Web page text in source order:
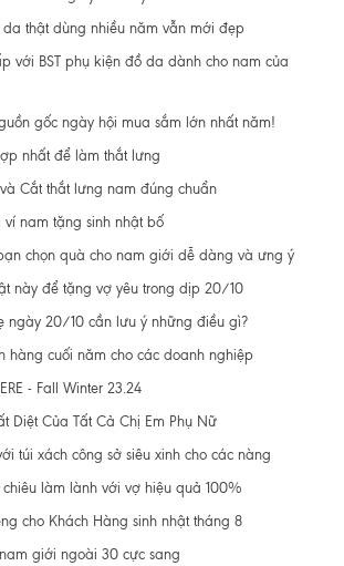
da thật dùng nhiều năm vẫn mới đẹp
với BST phụ kiện đồ da dành cho nam của
gốc ngày hội mua sắm lớn nhất năm!
nhất để làm thắt lưng
Cắt thắt lưng nam đúng chuẩn
nam tặng sinh nhật bố
chọn quà cho nam giới dễ dàng và ưng ý
này để tặng vợ yêu trong dịp 20/10
ngày 20/10 cần lưu ý những điều gì?
hàng cuối năm cho các doanh nghiệp
- Fall Winter 23.24
Diệt Của Tất Cả Chị Em Phụ Nữ
túi xách công sở siêu xinh cho các nàng
làm lành với vợ hiệu quả 100%
cho Khách Hàng sinh nhật tháng 8
giới ngoài 30 cực sang